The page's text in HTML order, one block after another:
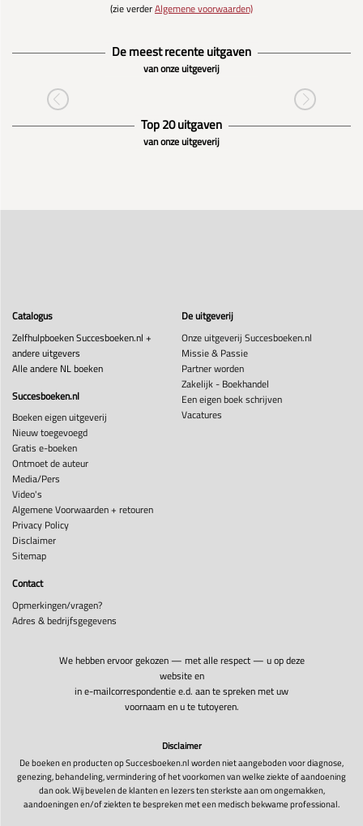
(zie verderAlgemene voorwaarden)
De meest recente uitgaven
van onze uitgeverij
Top 20 uitgaven
van onze uitgeverij
Catalogus
Zelfhulpboeken Succesboeken.nl +
andere uitgevers
Alle andere NL boeken
Succesboeken.nl
Boeken eigen uitgeverij
Nieuw toegevoegd
Gratis e-boeken
Ontmoet de auteur
Media/Pers
Video's
Algemene Voorwaarden + retouren
Privacy Policy
Disclaimer
Sitemap
De uitgeverij
Onze uitgeverij Succesboeken.nl
Missie & Passie
Partner worden
Zakelijk - Boekhandel
Een eigen boek schrijven
Vacatures
Contact
Opmerkingen/vragen?
Adres & bedrijfsgegevens
We hebben ervoor gekozen — met alle respect — u op deze
website en
in e-mailcorrespondentie e.d. aan te spreken met uw
voornaam en u te tutoyeren.
Disclaimer
De boeken en producten op Succesboeken.nl worden niet aangeboden voor diagnose,
genezing, behandeling, vermindering of het voorkomen van welke ziekte of aandoening
dan ook. Wij bevelen de klanten en lezers ten sterkste aan om ongemakken,
aandoeningen en/of ziekten te bespreken met een medisch bekwame professional.